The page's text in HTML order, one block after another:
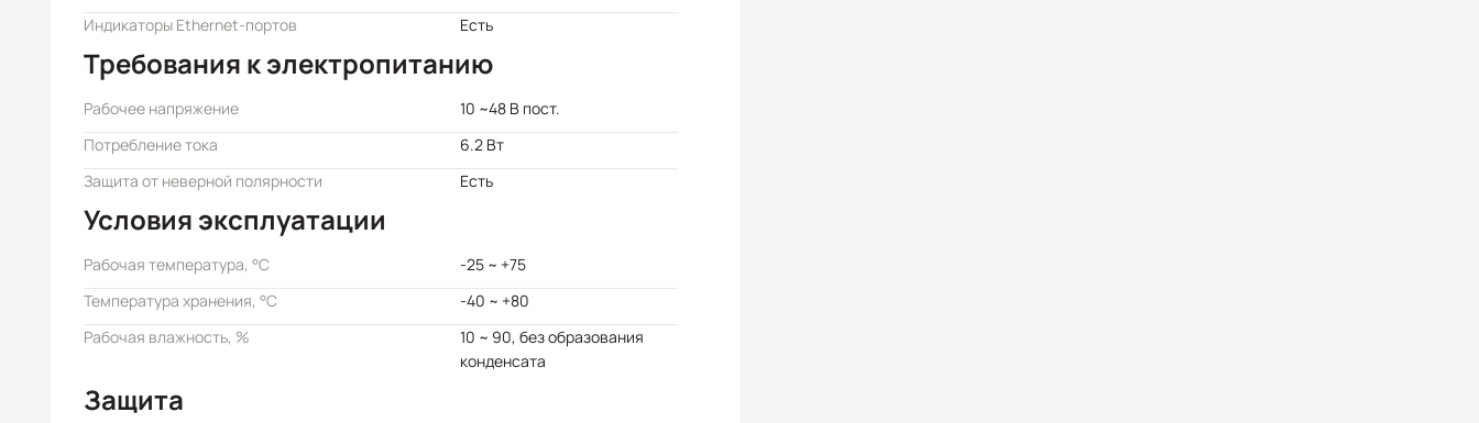
Индикаторы Ethernet-портов
Есть
Требования к электропитанию
Рабочее напряжение
10 ~48 В пост.
Потребление тока
6.2 Вт
Защита от неверной полярности
Есть
Условия эксплуатации
Рабочая температура, °C
-25 ~ +75
Температура хранения, °C
-40 ~ +80
Рабочая влажность, %
10 ~ 90, без образования
конденсата
Защита